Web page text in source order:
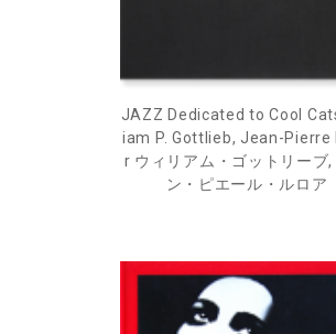
JAZZ Dedicated to Cool
iam P. Gottlieb, Jean-Pierre
r ウィリアム・ゴットリーブ,
ン・ピエール・ルロア